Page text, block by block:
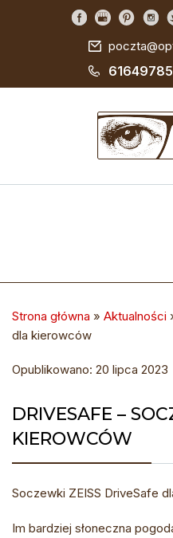
Strona główna » Aktualności
dla kierowców
Opublikowano: 20 lipca 2023
DRIVESAFE –
KIEROWCÓW
Soczewki ZEISS DriveSafe
Im bardziej słoneczna